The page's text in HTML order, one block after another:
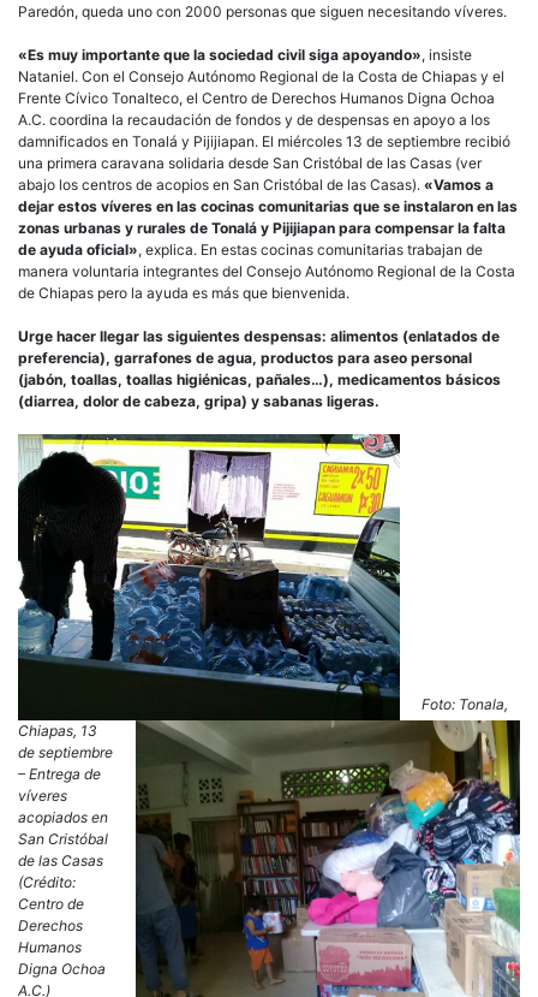
Paredón, queda uno con 2000 personas que siguen necesitando víveres.
«Es muy importante que la sociedad civil siga apoyando», insiste
Nataniel. Con el Consejo Autónomo Regional de la Costa de Chiapas y el
Frente Cívico Tonalteco, el Centro de Derechos Humanos Digna Ochoa
A.C. coordina la recaudación de fondos y de despensas en apoyo a los
damnificados en Tonalá y Pijijiapan. El miércoles 13 de septiembre recibió
una primera caravana solidaria desde San Cristóbal de las Casas (ver
abajo los centros de acopios en San Cristóbal de las Casas). «Vamos a
dejar estos víveres en las cocinas comunitarias que se instalaron en las
zonas urbanas y rurales de Tonalá y Pijijiapan para compensar la falta
de ayuda oficial», explica. En estas cocinas comunitarias trabajan de
manera voluntaria integrantes del Consejo Autónomo Regional de la Costa
de Chiapas pero la ayuda es más que bienvenida.
Urge hacer llegar las siguientes despensas: alimentos (enlatados de
preferencia), garrafones de agua, productos para aseo personal
(jabón, toallas, toallas higiénicas, pañales…), medicamentos básicos
(diarrea, dolor de cabeza, gripa) y sabanas ligeras.
Foto: Tonala,
Chiapas, 13
de septiembre
–Entrega de
víveres
acopiados en
San Cristóbal
de las Casas
(Crédito:
Centro de
Derechos
Humanos
Digna Ochoa
A.C.)